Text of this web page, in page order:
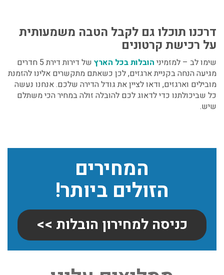
המחירים
הזולים ביותר!
כניסה למחירון הובלות >>
דרכנו תוכלו גם לקבל הטבה משמעותית
על רכישת קרטונים
שימו לב – למזמיני הובלות בכל הארץ של דירות דירת 5 חדרים
מגיעה הנחה בקניית ארגזים, לכן כשאתם מתקשרים אלינו להזמנת
מובילים וארגזים, ודאו לציין את גודל הדירה שלכם. אנחנו נעשה
כל שביכולתנו כדי לדאוג לכם להובלה זולה במחיר הכי משתלם
שיש.